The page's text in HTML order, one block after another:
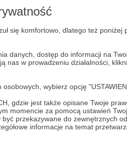
się komfortowo, dlatego też poniżej
danych, dostęp do informacji na
w prowadzeniu działalności,
wybierz opcję
gdzie jest także opisane Twoje
momencie za pomocą ustawień
przekazywane do zewnętrznych
informacje na temat
Popularów